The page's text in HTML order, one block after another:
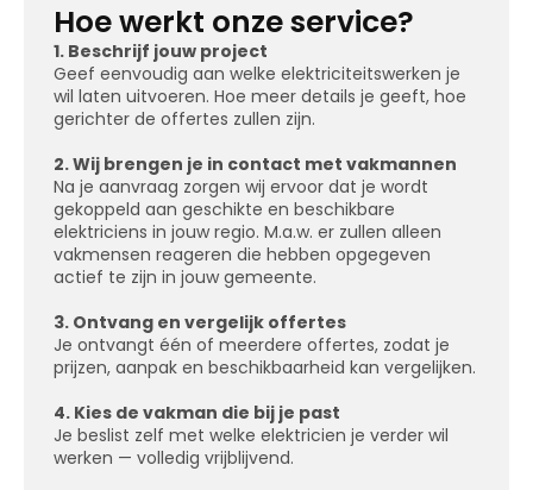
Hoe werkt onze service?
1. Beschrijf jouw project
Geef eenvoudig aan welke elektriciteitswerken je
wil laten uitvoeren. Hoe meer details je geeft, hoe
gerichter de offertes zullen zijn.
2. Wij brengen je in contact met vakmannen
Na je aanvraag zorgen wij ervoor dat je wordt
gekoppeld aan geschikte en beschikbare
elektriciens in jouw regio. M.a.w. er zullen alleen
vakmensen reageren die hebben opgegeven
actief te zijn in jouw gemeente.
3. Ontvang en vergelijk offertes
Je ontvangt één of meerdere offertes, zodat je
prijzen, aanpak en beschikbaarheid kan vergelijken.
4. Kies de vakman die bij je past
Je beslist zelf met welke elektricien je verder wil
werken — volledig vrijblijvend.